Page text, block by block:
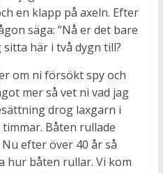
en klapp på axeln. Efter
säga: ”Nå er det bare
sitta här i två dygn till?
om ni försökt spy och
mer så vet ni vad jag
drog laxgarn i
Båten rullade
efter över 40 år så
hur båten rullar. Vi kom